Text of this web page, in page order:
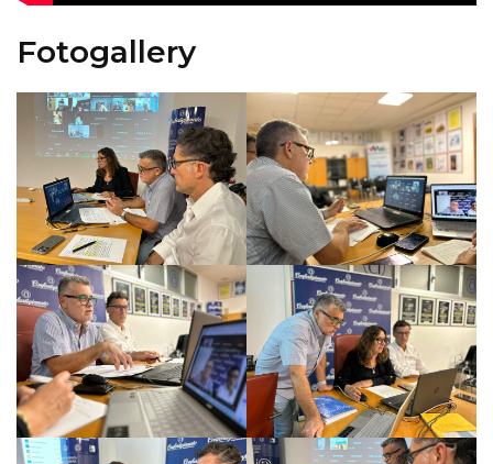
Fotogallery